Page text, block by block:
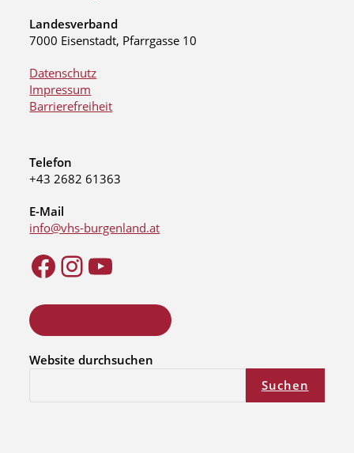
Landesverband
7000 Eisenstadt, Pfarrgasse 10
Datenschutz
Impressum
Barrierefreiheit
Telefon
+43 2682 61363
E-Mail
info@vhs-burgenland.at
Website durchsuchen
Suchen